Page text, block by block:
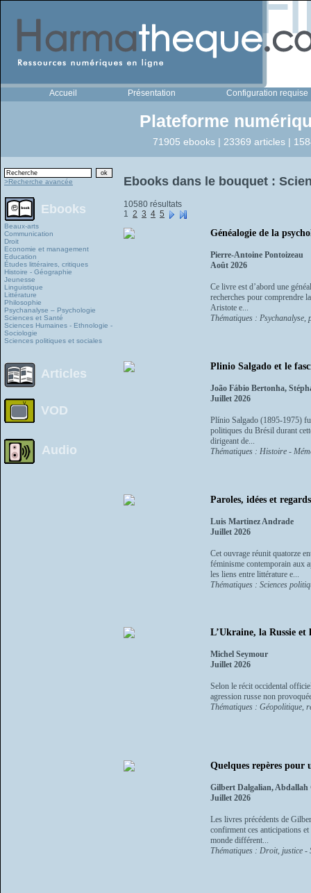
Accueil Présentation Configuration requise
Plateforme
71905 ebooks | 23369 articles |
>Recherche avancée
Ebooks
Beaux-arts
Communication
Droit
Economie et management
Education
Études littéraires, critiques
Histoire - Géographie
Jeunesse
Linguistique
Littérature
Philosophie
Psychanalyse – Psychologie
Sciences et Santé
Sciences Humaines - Ethnologie -
Sociologie
Sciences politiques et sociales
Articles
VOD
Audio
Ebooks dans le bouquet :
10580 résultats
1 2 3 4 5
Généalogie de la
Pierre-Antoine Pontoizeau
Août 2026
Ce livre est d’abord une
recherches pour comprendre
Aristote e...
Thématiques : Psychanalyse,
Plinio Salgado et le
João Fábio Bertonha,
Juillet 2026
Plínio Salgado (1895-1975)
politiques du Brésil durant
dirigeant de...
Thématiques : Histoire -
Paroles, idées et
Luis Martinez Andrade
Juillet 2026
Cet ouvrage réunit quatorze
féminisme contemporain aux
les liens entre littérature e...
Thématiques : Sciences
L’Ukraine, la Russie
Michel Seymour
Juillet 2026
Selon le récit occidental
agression russe non
Thématiques : Géopolitique,
Quelques repères pour
Gilbert Dalgalian, Abdallah
Juillet 2026
Les livres précédents de
confirment ces anticipations
monde différent...
Thématiques : Droit, justice -